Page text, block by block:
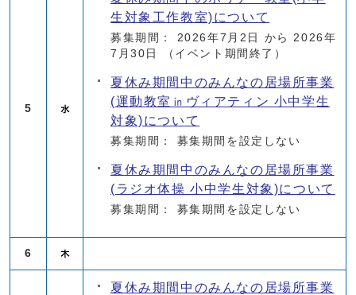
5
生対象工作教室)について
募集期間： 2026年7月2日 から 2026年
7月30日
（イベント期間終了）
夏休み期間中のみんなの居場所事業
(運動教室㏌ヴィアティン 小中学生
対象)について
募集期間： 募集期間を設定しない
夏休み期間中のみんなの居場所事業
(ラジオ体操 小中学生対象)について
募集期間： 募集期間を設定しない
6
夏休み期間中のみんなの居場所事業